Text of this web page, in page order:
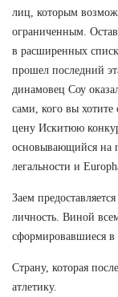
лиц, которым
ограниченным.
в расширенных
прошел последний
динамовец Соу
сами, кого вы хотите
цену Искитюю
основывающийся на
легальности и
Заем
личность. Виной
сформировавшиеся в
Страну, которая
атлетику.